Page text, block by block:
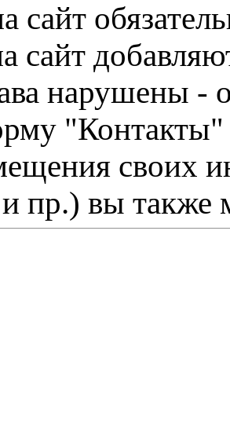
сайт
сайт
нарушены -
"Контакты"
своих
пр.) вы также